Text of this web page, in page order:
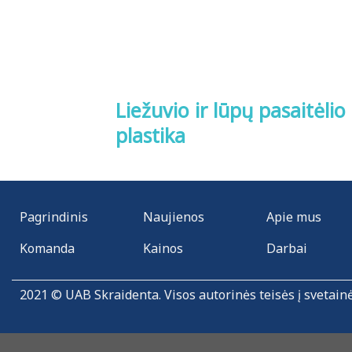
Liežuvio ir lūpų pasaitėlio
plastika
Pagrindinis Naujienos Apie mus
Komanda
Kainos Darbai
2021 © UAB Skraidenta. Visos autorinės teisės į